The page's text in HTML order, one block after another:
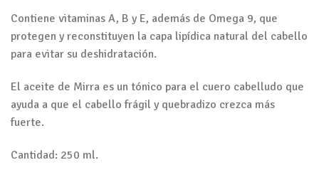
Contiene vitaminas A, B y E, además de Omega 9, que
protegen y reconstituyen la capa lipídica natural del cabello
para evitar su deshidratación.
El aceite de Mirra es un tónico para el cuero cabelludo que
ayuda a que el cabello frágil y quebradizo crezca más
fuerte.
Cantidad: 250 ml.